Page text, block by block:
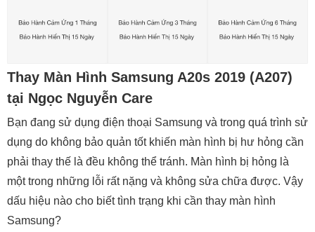
Thay Màn Hình Samsung A20s 2019 (A207)
tại Ngọc Nguyễn Care
Bạn đang sử dụng điện thoại Samsung và trong quá trình sử
dụng do không bảo quản tốt khiến màn hình bị hư hỏng cần
phải thay thế là đều không thể tránh. Màn hình bị hỏng là
một trong những lỗi rất nặng và không sửa chữa được. Vậy
dấu hiệu nào cho biết tình trạng khi cần thay màn hình
Samsung?